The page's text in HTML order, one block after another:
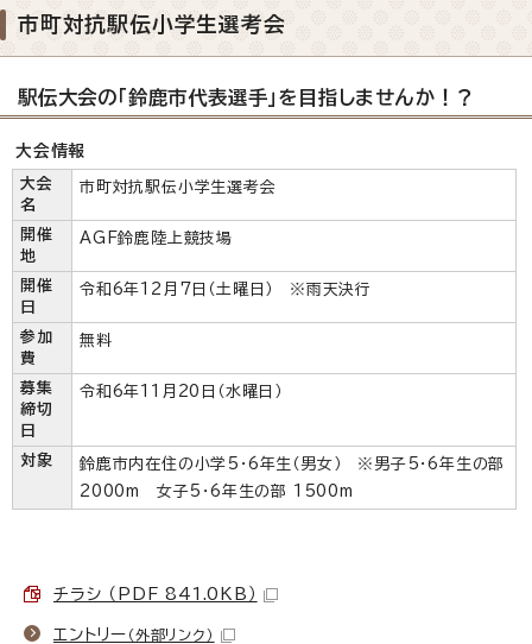
市町対抗駅伝小学生選考会
駅伝大会の「鈴鹿市代表選手」を目指しませんか！？
大会情報
大会
名
市町対抗駅伝小学生選考会
開催
地
AGF鈴鹿陸上競技場
開催
日
令和6年12月7日（土曜日） ※雨天決行
参加
費
無料
募集
締切
日
令和6年11月20日（水曜日）
対象
鈴鹿市内在住の小学5・6年生（男女） ※男子5・6年生の部
2000m 女子5・6年生の部 1500m
チラシ （PDF 841.0KB）
エントリー （外部リンク）